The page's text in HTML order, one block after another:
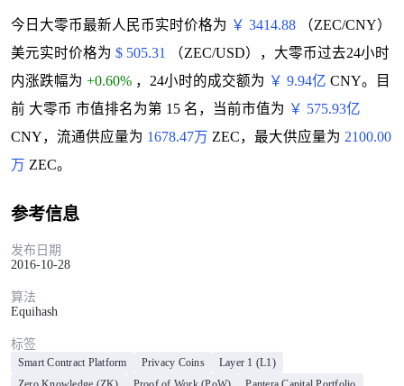
今日大零币最新人民币实时价格为 ￥ 3414.88（ZEC/CNY）
美元实时价格为 $ 505.31
（ZEC/USD），大零币过去24小时
内涨跌幅为 +0.60% ，24小时的成交额为 ￥ 9.94亿 CNY。目
前 大零币 市值排名为第 15 名，当前市值为 ￥ 575.93亿
CNY，流通供应量为 1678.47万 ZEC，最大供应量为 2100.00
万 ZEC。
参考信息
发布日期
2016-10-28
算法
Equihash
标签
Smart Contract Platform Privacy Coins
Layer 1 (L1)